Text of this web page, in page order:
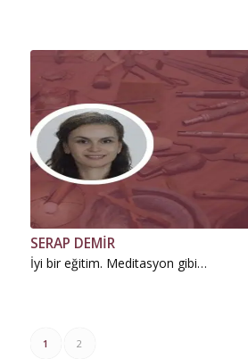
SERAP DEMİR
İyi bir eğitim. Meditasyon gibi…
1 2